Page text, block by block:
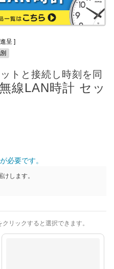
呈 ]
トと接続し時刻を同
線LAN時計 セッ
必要です。
けします。
リックすると選択できます。